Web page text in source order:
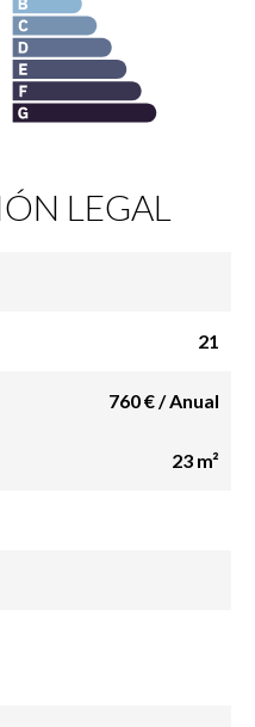
LEGAL
21
760 € / Anual
23 m²